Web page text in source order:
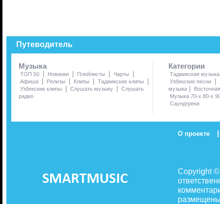
Путеводитель
Музыка
ТОП 50 | Новинки | Плейлисты | Чарты |
Афиша | Релизы | Клипы | Таджикские клипы |
Узбекские клипы | Слушать музыку | Слушать
радио
Категории
Таджикская музыка
Узбекские песни
|
музыка |
Музыка 70-х 80-х
Саундтреки
О проекте |
Copyright
размещены